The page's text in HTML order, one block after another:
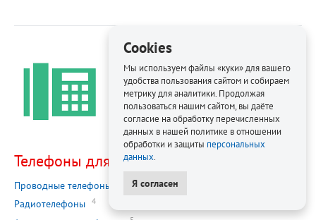
Телефоны для офиса
Проводные телефоны
Радиотелефоны 4
Cookies
Мы используем файлы «куки» для вашего
удобства пользования сайтом и собираем
метрику для аналитики. Продолжая
пользоваться нашим сайтом, вы даёте
согласие на обработку перечисленных
данных в нашей политике в отношении
обработки и защиты персональных
данных
Я согласен